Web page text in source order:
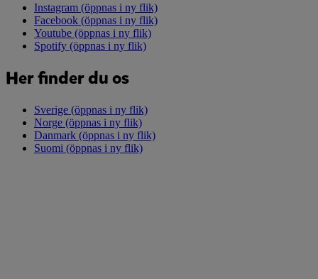
Instagram (öppnas i ny flik)
Facebook (öppnas i ny flik)
Youtube (öppnas i ny flik)
Spotify (öppnas i ny flik)
Her finder du os
Sverige (öppnas i ny flik)
Norge (öppnas i ny flik)
Danmark (öppnas i ny flik)
Suomi (öppnas i ny flik)